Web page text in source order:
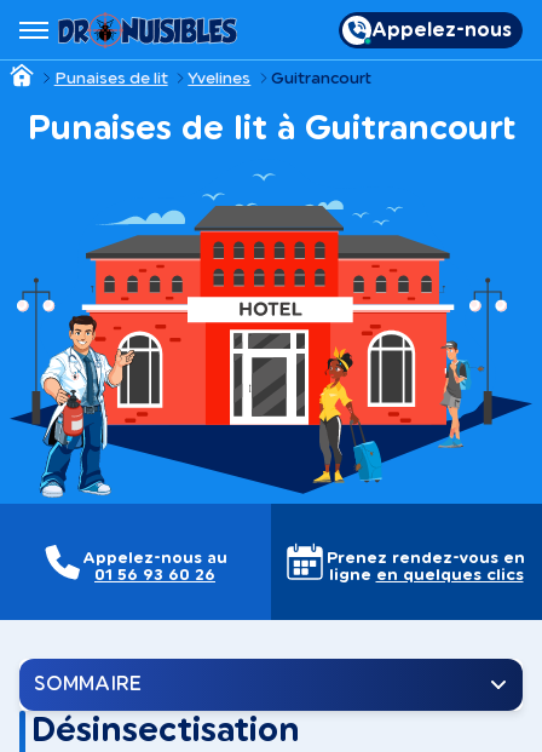
Appelez-nous
Punaises de lit Yvelines Guitrancourt
Punaises de lit à Guitrancourt
Appelez-nous au
01 56 93 60 26
Prenez rendez-vous en
ligne en quelques clics
SOMMAIRE
Désinsectisation